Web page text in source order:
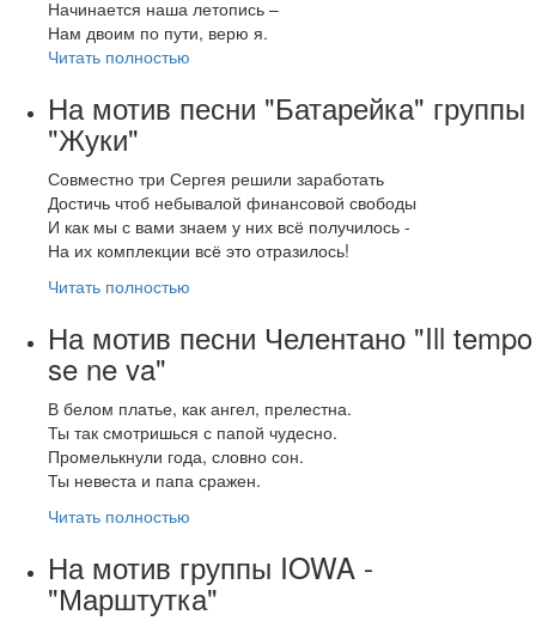
Начинается наша летопись –
Нам двоим по пути, верю я.
Читать полностью
На мотив песни "Батарейка" группы
"Жуки"
Совместно три Сергея решили заработать
Достичь чтоб небывалой финансовой свободы
И как мы с вами знаем у них всё получилось -
На их комплекции всё это отразилось!
Читать полностью
На мотив песни Челентано "Ill tempo
se ne va"
В белом платье, как ангел, прелестна.
Ты так смотришься с папой чудесно.
Промелькнули года, словно сон.
Ты невеста и папа сражен.
Читать полностью
На мотив группы IOWA -
"Марштутка"